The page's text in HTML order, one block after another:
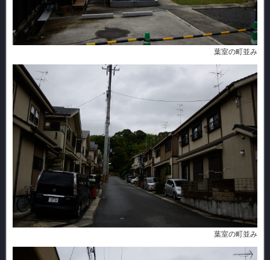
葉室の町並み
葉室の町並み